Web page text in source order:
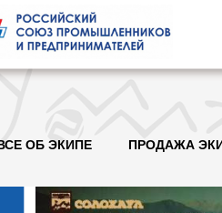
ОБ ЭКИПЕ ПРОДАЖА